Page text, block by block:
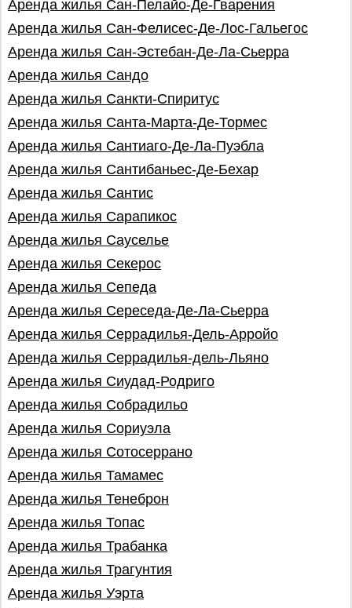
Аренда жилья Сан-Пелайо-Де-Гварения
Аренда жилья Сан-Фелисес-Де-Лос-Гальегос
Аренда жилья Сан-Эстебан-Де-Ла-Сьерра
Аренда жилья Сандо
Аренда жилья Санкти-Спиритус
Аренда жилья Санта-Марта-Де-Тормес
Аренда жилья Сантиаго-Де-Ла-Пуэбла
Аренда жилья Сантибаньес-Де-Бехар
Аренда жилья Сантис
Аренда жилья Сарапикос
Аренда жилья Сауселье
Аренда жилья Секерос
Аренда жилья Сепеда
Аренда жилья Сереседа-Де-Ла-Сьерра
Аренда жилья Серрадилья-Дель-Арройо
Аренда жилья Серрадилья-дель-Льяно
Аренда жилья Сиудад-Родриго
Аренда жилья Собрадильо
Аренда жилья Сориуэла
Аренда жилья Сотосеррано
Аренда жилья Тамамес
Аренда жилья Тенеброн
Аренда жилья Топас
Аренда жилья Трабанка
Аренда жилья Трагунтия
Аренда жилья Уэрта